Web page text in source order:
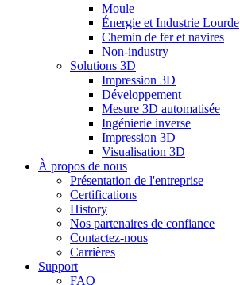
Moule
Énergie et Industrie Lourde
Chemin de fer et navires
Non-industry
Solutions 3D
Impression 3D
Développement
Mesure 3D automatisée
Ingénierie inverse
Impression 3D
Visualisation 3D
À propos de nous
Présentation de l'entreprise
Certifications
History
Nos partenaires de confiance
Contactez-nous
Carrières
Support
FAQ